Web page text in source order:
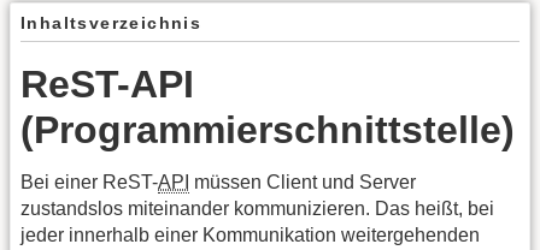
Inhaltsverzeichnis
ReST-API
(Programmierschnittstelle)
Bei einer ReST-API müssen Client und Server
zustandslos miteinander kommunizieren. Das heißt, bei
jeder innerhalb einer Kommunikation weitergehenden